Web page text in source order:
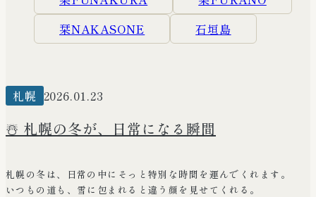
News & Columsニュース・コラム
Company
栞NAKASONE
石垣島
札幌 2026.01.23
☃️ 札幌の冬が、日常になる瞬間
札幌の冬は、日常の中にそっと特別な時間を運んでくれます。
いつもの道も、雪に包まれると違う顔を見せてくれる。